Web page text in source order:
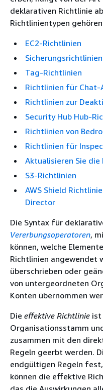
deklarativen Richtlinie
Richtlinientypen
EC2-Richtlinien
Sicherungsrichtlinien
Tag-Richtlinien
Richtlinien für Chat-
Richtlinien zur
Security Hub Hub-
Richtlinien von
Richtlinien für
Aktualisieren Sie
S3-Richtlinien
AWS Shield
Director
Die Syntax für
Vererbungsoperatoren,
können, welche
Richtlinien angewendet
überschrieben oder
von untergeordneten
Konten übernommen
Die effektive Richtlinie ist
Organisationsstamm
zusammen mit den
Regeln geerbt werden.
endgültigen Regeln
können die effektive